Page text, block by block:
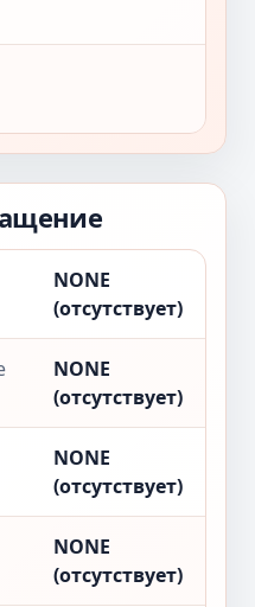
NONE
(отсутствует)
NONE
(отсутствует)
NONE
(отсутствует)
NONE
(отсутствует)